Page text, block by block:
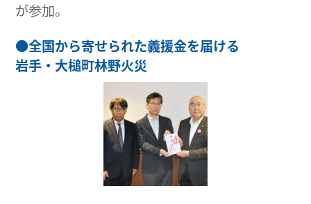
が参加。
●全国から寄せられた義援金を届ける
岩手・大槌町林野火災